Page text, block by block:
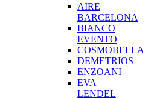
AIRE
BARCELONA
BIANCO
EVENTO
COSMOBELLA
DEMETRIOS
ENZOANI
EVA
LENDEL